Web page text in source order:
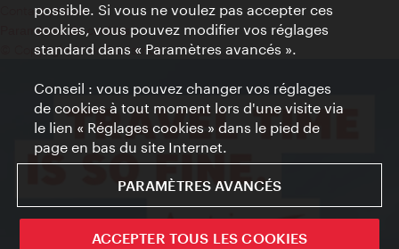
Contact presse
Paramètres de cookies
© Copyright WienTourismus
possible. Si vous ne voulez pas accepter ces
cookies, vous pouvez modifier vos réglages
standard dans « Paramètres avancés ».
Conseil : vous pouvez changer vos réglages
de cookies à tout moment lors d'une visite via
le lien « Réglages cookies » dans le pied de
page en bas du site Internet.
PARAMÈTRES AVANCÉS
ACCEPTER TOUS LES COOKIES